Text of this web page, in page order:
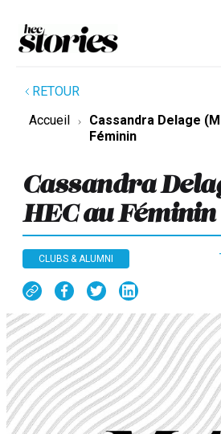
RETOUR
Accueil
Cassandra Delage
Féminin
Cassandra
HEC au Féminin
CLUBS & ALUMNI